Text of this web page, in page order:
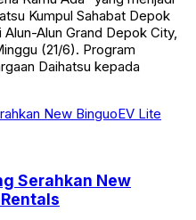
Kumpul Sahabat Depok
Alun Grand Depok City,
(21/6). Program
Daihatsu kepada
Serahkan New